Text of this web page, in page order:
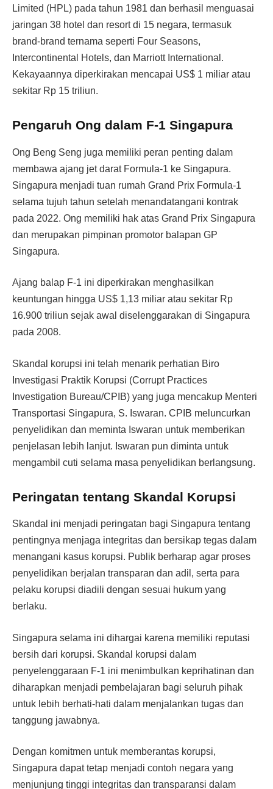
Limited (HPL) pada tahun 1981 dan berhasil menguasai
jaringan 38 hotel dan resort di 15 negara, termasuk
brand-brand ternama seperti Four Seasons,
Intercontinental Hotels, dan Marriott International.
Kekayaannya diperkirakan mencapai US$ 1 miliar atau
sekitar Rp 15 triliun.
Pengaruh Ong dalam F-1 Singapura
Ong Beng Seng juga memiliki peran penting dalam
membawa ajang jet darat Formula-1 ke Singapura.
Singapura menjadi tuan rumah Grand Prix Formula-1
selama tujuh tahun setelah menandatangani kontrak
pada 2022. Ong memiliki hak atas Grand Prix Singapura
dan merupakan pimpinan promotor balapan GP
Singapura.
Ajang balap F-1 ini diperkirakan menghasilkan
keuntungan hingga US$ 1,13 miliar atau sekitar Rp
16.900 triliun sejak awal diselenggarakan di Singapura
pada 2008.
Skandal korupsi ini telah menarik perhatian Biro
Investigasi Praktik Korupsi (Corrupt Practices
Investigation Bureau/CPIB) yang juga mencakup Menteri
Transportasi Singapura, S. Iswaran. CPIB meluncurkan
penyelidikan dan meminta Iswaran untuk memberikan
penjelasan lebih lanjut. Iswaran pun diminta untuk
mengambil cuti selama masa penyelidikan berlangsung.
Peringatan tentang Skandal Korupsi
Skandal ini menjadi peringatan bagi Singapura tentang
pentingnya menjaga integritas dan bersikap tegas dalam
menangani kasus korupsi. Publik berharap agar proses
penyelidikan berjalan transparan dan adil, serta para
pelaku korupsi diadili dengan sesuai hukum yang
berlaku.
Singapura selama ini dihargai karena memiliki reputasi
bersih dari korupsi. Skandal korupsi dalam
penyelenggaraan F-1 ini menimbulkan keprihatinan dan
diharapkan menjadi pembelajaran bagi seluruh pihak
untuk lebih berhati-hati dalam menjalankan tugas dan
tanggung jawabnya.
Dengan komitmen untuk memberantas korupsi,
Singapura dapat tetap menjadi contoh negara yang
menjunjung tinggi integritas dan transparansi dalam